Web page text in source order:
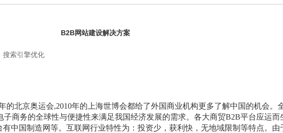
B2B网站建设解决方案
搜索引擎优化
的北京奥运会,2010年的上海世博会都给了外国商业机构更多了解中国的机会。
商务的全球性与便捷性来满足我国经济发展的需求。各大商贸B2B平台应运
中国制造网等。互联网行业特性为：投资少，获利快，无地域限制等特点。